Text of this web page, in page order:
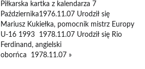
Piłkarska kartka z kalendarza 7
Października1976.11.07 Urodził się
Mariusz Kukiełka, pomocnik mistrz Europy
U-16 1993 1978.11.07 Urodził się Rio
Ferdinand, angielski
oborńca 1978.11.07 »